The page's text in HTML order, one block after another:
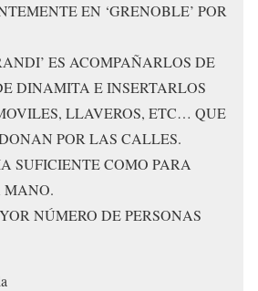
EN ‘GRENOBLE’ POR
ES ACOMPAÑARLOS DE
DINAMITA E INSERTARLOS
LLAVEROS, ETC… QUE
POR LAS CALLES.
SUFICIENTE COMO PARA
MANO.
NÚMERO DE PERSONAS